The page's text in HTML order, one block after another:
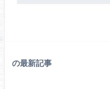
の最新記事